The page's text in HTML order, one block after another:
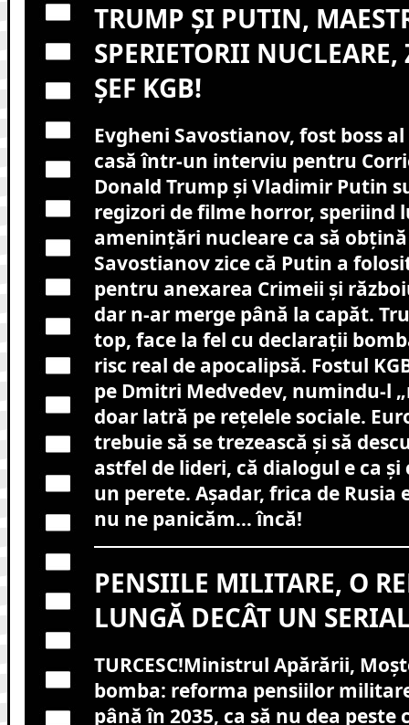
TRUMP ȘI PUTIN,
SPERIETORII NUCLEARE,
ȘEF KGB!
Evgheni Savostianov, fost boss
casă într-un interviu pentru
Donald Trump și Vladimir Putin
regizori de filme horror, speriind
amenințări nucleare ca să
Savostianov zice că Putin a
pentru anexarea Crimeii și
dar n-ar merge până la capăt.
top, face la fel cu declarații
risc real de apocalipsă. Fostul
pe Dmitri Medvedev, numindu-l
doar latră pe rețelele sociale.
trebuie să se trezească și să
astfel de lideri, că dialogul e ca
un perete. Așadar, frica de Rusia
nu ne panicăm… încă!
PENSIILE MILITARE, O
LUNGĂ DECÂT UN
TURCESC!Ministrul Apărării,
bomba: reforma pensiilor
până în 2035, ca să nu dea peste